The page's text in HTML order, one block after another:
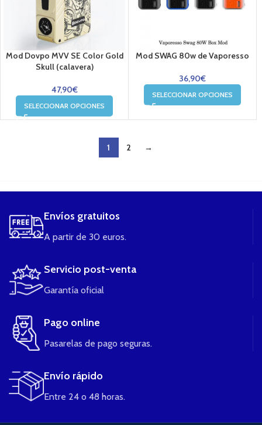
Mod Dovpo MVV SE Color Gold
Skull (calavera)
47,90€
SELECCIONAR OPCIONES
Mod SWAG 80w de Vaporesso
36,90€
SELECCIONAR OPCIONES
1 2
→
Envíos gratuitos
A partir de 30 euros.
Servicio post-venta
Garantía oficial
Pago online
Pasarelas de pago seguras.
Envío rápido
Entre 24 o 48 horas.